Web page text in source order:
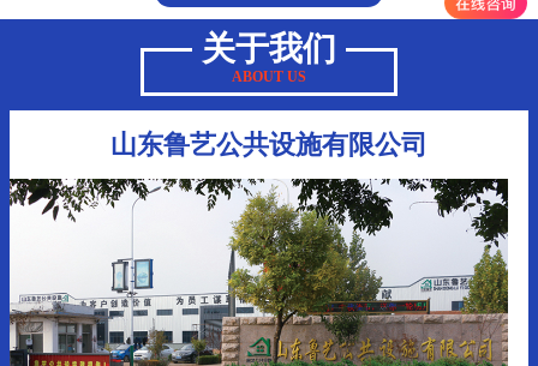
关于我们
ABOUT US
山东鲁艺公共设施有限公司